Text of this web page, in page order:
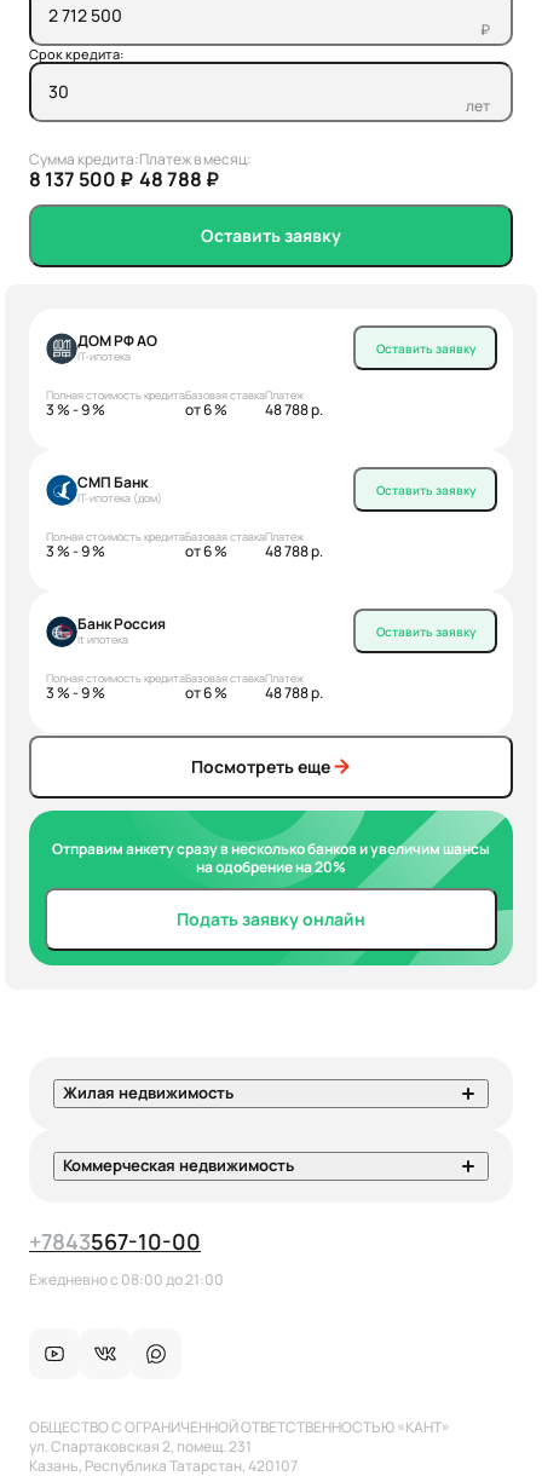
₽
Срок кредита:
лет
Сумма кредита:
8 137 500 ₽
Платеж в месяц:
48 788 ₽
Оставить заявку
ДОМ РФ АО
IT-ипотека
Полная стоимость кредита
3 % - 9 %
Базовая ставка
от 6 %
Платеж
48 788 р.
Оставить заявку
СМП Банк
IT-ипотека (дом)
Полная стоимость кредита
3 % - 9 %
Базовая ставка
от 6 %
Платеж
48 788 р.
Оставить заявку
Банк Россия
It ипотека
Полная стоимость кредита
3 % - 9 %
Базовая ставка
от 6 %
Платеж
48 788 р.
Оставить заявку
Посмотреть еще
Отправим анкету сразу в несколько банков и увеличим шансы
на одобрение на 20%
Подать заявку онлайн
Жилая недвижимость
Коммерческая недвижимость
+7843567-10-00
Ежедневно с 08:00 до 21:00
ОБЩЕСТВО С ОГРАНИЧЕННОЙ ОТВЕТСТВЕННОСТЬЮ «КАНТ»
ул. Спартаковская 2, помещ. 231
Казань, Республика Татарстан, 420107